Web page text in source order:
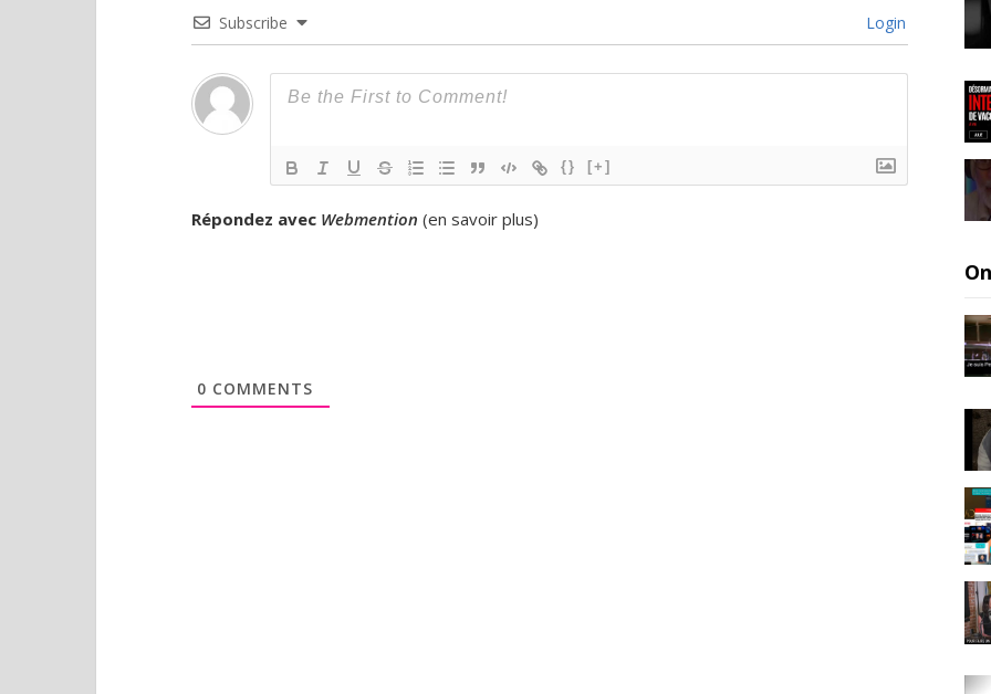
Subscribe Login
{} [+]
Répondez avec Webmention (en savoir plus)
0 COMMENTS